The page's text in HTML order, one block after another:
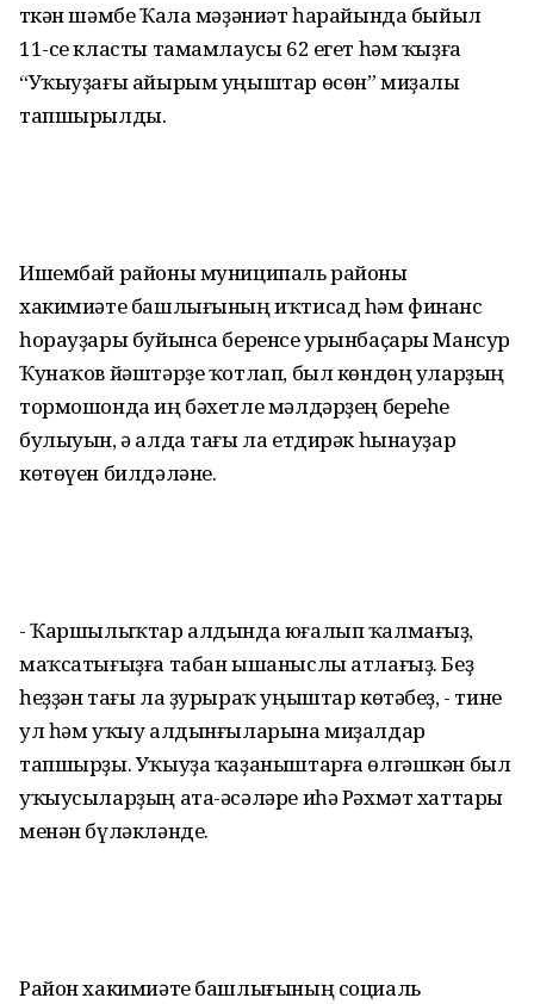
Үткән шәмбе Ҡала мәҙәниәт һарайында быйыл
11-се класты тамамлаусы 62 егет һәм ҡыҙға
“Уҡыуҙағы айырым уңыштар өсөн” миҙалы
тапшырылды.
Ишембай районы муниципаль районы
хакимиәте башлығының иҡтисад һәм финанс
һорауҙары буйынса беренсе урынбаҫары Мансур
Ҡунаҡов йәштәрҙе ҡотлап, был көндөң уларҙың
тормошонда иң бәхетле мәлдәрҙең береһе
булыуын, ә алда тағы ла етдирәк һынауҙар
көтөүен билдәләне.
- Ҡаршылыҡтар алдында юғалып ҡалмағыҙ,
маҡсатығыҙға табан ышаныслы атлағыҙ. Беҙ
һеҙҙән тағы ла ҙурыраҡ уңыштар көтәбеҙ, - тине
ул һәм уҡыу алдынғыларына миҙалдар
тапшырҙы. Уҡыуҙа ҡаҙаныштарға өлгәшкән был
уҡыусыларҙың ата-әсәләре иһә Рәхмәт хаттары
менән бүләкләнде.
Район хакимиәте башлығының социаль